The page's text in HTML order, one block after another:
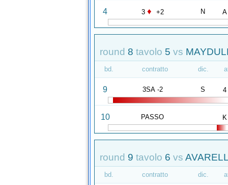
4 3 ♦ +2 N A
round 8 tavolo 5 vs
bd. contratto dic.
9 3SA -2 S 4
10 PASSO K
round 9 tavolo 6 vs
bd. contratto dic.